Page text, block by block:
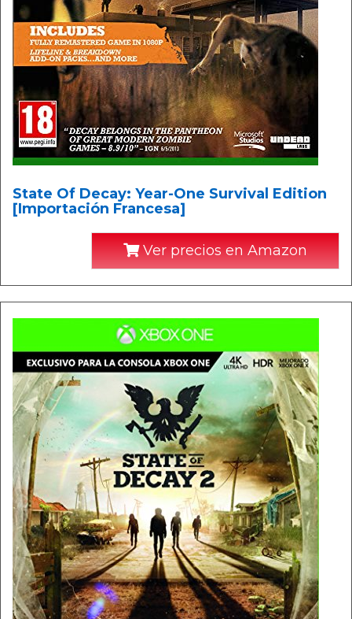
State Of Decay: Year-One Survival Edition
[Importación Francesa]
Ver precios en Amazon